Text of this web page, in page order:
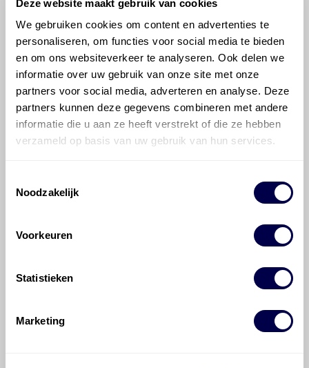
Deze website maakt gebruik van cookies
We gebruiken cookies om content en advertenties te
personaliseren, om functies voor social media te bieden
en om ons websiteverkeer te analyseren. Ook delen we
informatie over uw gebruik van onze site met onze
partners voor social media, adverteren en analyse. Deze
partners kunnen deze gegevens combineren met andere
informatie die u aan ze heeft verstrekt of die ze hebben
verzameld op basis van uw gebruik van hun services.
Noodzakelijk
Voorkeuren
Statistieken
Marketing
Welke motorolie adviseert Den Hartog
voor de Peugeot 4007 4007 2.4?
Hoeveel motorolie gaat er in een
Peugeot 4007?
Hoe vaak moet de motorolie ververst
Voor welke onderdelen van de Peugeot